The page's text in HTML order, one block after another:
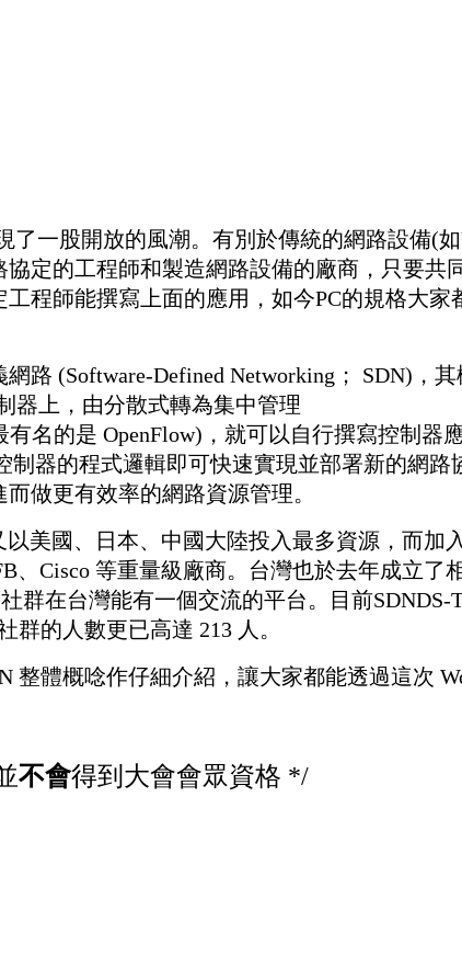
一股開放的風潮。有別於傳統的網路設備(
定的工程師和製造網路設備的廠商，只要
程師能撰寫上面的應用，如今PC的規格大
路 (Software-Defined Networking； SDN)，
器上，由分散式轉為集中管理
名的是 OpenFlow)，就可以自行撰寫控制器
器的程式邏輯即可快速實現並部署新的網
做更有效率的網路資源管理。
美國、日本、中國大陸投入最多資源，而加
、Cisco 等重量級廠商。台灣也於去年成立了
群在台灣能有一個交流的平台。目前
的人數更已高達 213 人。
整體概唸作仔細介紹，讓大家都能透過這次
不會得到大會會眾資格 */